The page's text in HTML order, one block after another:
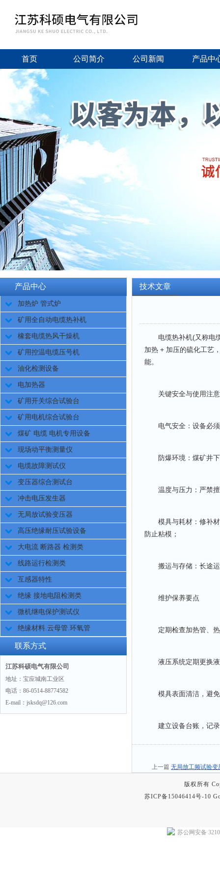
首页 公司简介 公司新闻 产品中
产品中心
加热炉 管式炉
矿用全自动电缆热补机
橡套电缆热风干燥机
矿用控温电缆压号机
油化检测设备
电加热器
矿用开关综合试验台
矿用电机综合试验台
煤矿 电缆 电机专用设备
现场动平衡测量仪
电缆故障测试仪
变压器综合测试台
冲击电压发生器
无局放试验变压器
高压绝缘耐压试验设备
大电流 断路器 检测类
线路运行检测类
互感器特性
绝缘 接地电阻检测类
微机继电保护测试仪
绝缘材料.云母管.环氧管
联系方式
江苏科硕电气有限公司
地址：宝应城南工业区
电话：86-0514-88774582
E-mail：jsksdq@126.com
技术文章
电缆热补机(又称电缆
加热 + 加压的硫化工艺
能。
关键安全与使用注意
电气安全：设备必须
防爆环境：煤矿井下
温度与压力：严禁擅
模具与耗材：修补材
防止粘模；
搬运与存储：长途运
维护保养要点
定期检查加热管、热
液压系统定期更换液
模具表面清洁，避免
建立设备台账，记录
上一篇无局放工频试验
版权所有
苏ICP备15046414号-10
苏公网安备